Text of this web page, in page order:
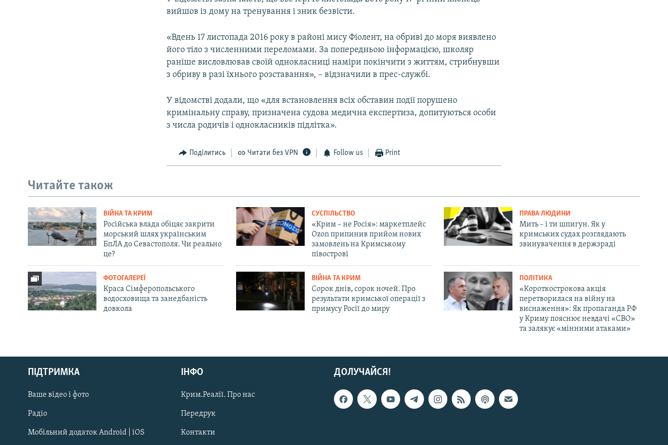
Русский
Qırımtatar
ДОЛУЧАЙСЯ!
вийшов із дому на тренування і зник безвісти.
«Вдень 17 листопада 2016 року в районі мису Фіолент, на обриві до моря виявлено
його тіло з численними переломами. За попередньою інформацією, школяр
раніше висловлював своїй однокласниці наміри покінчити з життям, стрибнувши
з обриву в разі їхнього розставання», – відзначили в прес-службі.
У відомстві додали, що «для встановлення всіх обставин події порушено
кримінальну справу, призначена судова медична експертиза, допитуються особи
з числа родичів і однокласників підлітка».
Поділитись Читати без VPN Follow us Print
Читайте також
ВІЙНА ТА КРИМ
Російська влада обіцяє закрити
морський шлях українським
БпЛА до Севастополя. Чи реально
це?
СУСПІЛЬСТВО
«Крим – не Росія»: маркетплейс
Ozon припинив прийом нових
замовлень на Кримському
півострові
ПРАВА ЛЮДИНИ
Мить – і ти шпигун. Як у
кримських судах розглядають
звинувачення в держзраді
ФОТОГАЛЕРЕЇ
Краса Сімферопольського
водосховища та занедбаність
довкола
ВІЙНА ТА КРИМ
Сорок днів, сорок ночей. Про
результати кримської операції з
примусу Росії до миру
ПОЛІТИКА
«Короткострокова акція
перетворилася на війну на
виснаження»: Як пропаганда РФ
у Криму пояснює невдачі «СВО»
та залякує «мінними атаками»
ДОЛУЧАЙСЯ!
ПІДТРИМКА
Ваше відео і фото
Радіо
Мобільний додаток Android | iOS
ІНФО
Крим.Реалії. Про нас
Передрук
Контакти